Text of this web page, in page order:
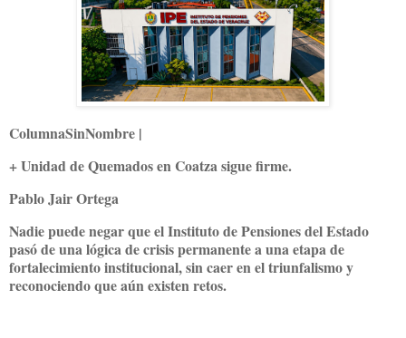
ColumnaSinNombre |
+ Unidad de Quemados en Coatza sigue firme.
Pablo Jair Ortega
Nadie puede negar que el Instituto de Pensiones del Estado
pasó de una lógica de crisis permanente a una etapa de
fortalecimiento institucional, sin caer en el triunfalismo y
reconociendo que aún existen retos.